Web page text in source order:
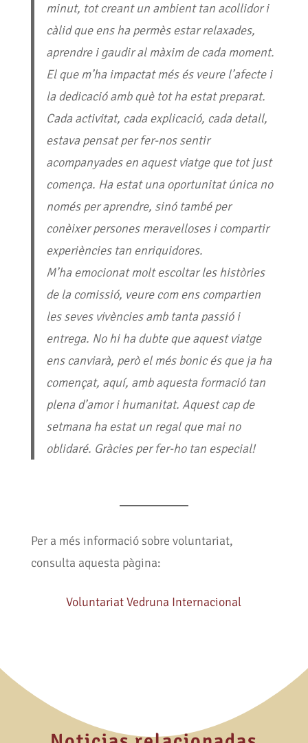
minut, tot creant un ambient tan acollidor i
càlid que ens ha permès estar relaxades,
aprendre i gaudir al màxim de cada moment.
El que m’ha impactat més és veure l’afecte i
la dedicació amb què tot ha estat preparat.
Cada activitat, cada explicació, cada detall,
estava pensat per fer-nos sentir
acompanyades en aquest viatge que tot just
comença. Ha estat una oportunitat única no
només per aprendre, sinó també per
conèixer persones meravelloses i compartir
experiències tan enriquidores.
M’ha emocionat molt escoltar les històries
de la comissió, veure com ens compartien
les seves vivències amb tanta passió i
entrega. No hi ha dubte que aquest viatge
ens canviarà, però el més bonic és que ja ha
començat, aquí, amb aquesta formació tan
plena d’amor i humanitat. Aquest cap de
setmana ha estat un regal que mai no
oblidaré. Gràcies per fer-ho tan especial!
Per a més informació sobre voluntariat,
consulta aquesta pàgina:
Voluntariat Vedruna Internacional